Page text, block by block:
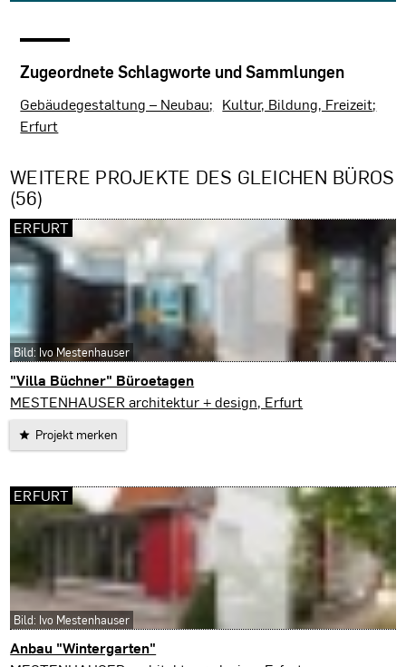
Zugeordnete Schlagworte und Sammlungen
Gebäudegestaltung – Neubau
Kultur, Bildung, Freizeit
Erfurt
WEITERE PROJEKTE DES GLEICHEN BÜROS
(56)
"Villa Büchner" Büroetagen
Erfurt
MESTENHAUSER architektur + design, Erfurt
Projekt merken
ERFURT
Bild: Ivo Mestenhauser
Anbau "Wintergarten"
ERFURT
Bild: Ivo Mestenhauser